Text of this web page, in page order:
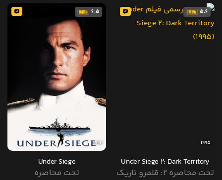
5.6
1995
Under Siege 2: Dark Territory
تحت محاصره 2: قلمرو تاریک
6.5
1992
Under Siege
تحت محاصره